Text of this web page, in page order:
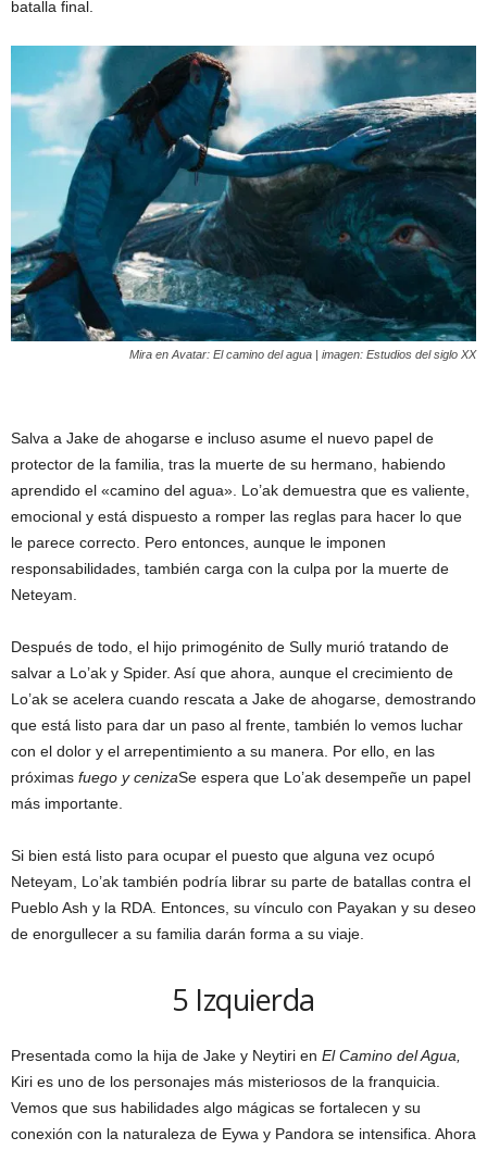
batalla final.
Mira en Avatar: El camino del agua | imagen: Estudios del siglo XX
Salva a Jake de ahogarse e incluso asume el nuevo papel de
protector de la familia, tras la muerte de su hermano, habiendo
aprendido el «camino del agua». Lo’ak demuestra que es valiente,
emocional y está dispuesto a romper las reglas para hacer lo que
le parece correcto. Pero entonces, aunque le imponen
responsabilidades, también carga con la culpa por la muerte de
Neteyam.
Después de todo, el hijo primogénito de Sully murió tratando de
salvar a Lo’ak y Spider. Así que ahora, aunque el crecimiento de
Lo’ak se acelera cuando rescata a Jake de ahogarse, demostrando
que está listo para dar un paso al frente, también lo vemos luchar
con el dolor y el arrepentimiento a su manera. Por ello, en las
próximas fuego y cenizaSe espera que Lo’ak desempeñe un papel
más importante.
Si bien está listo para ocupar el puesto que alguna vez ocupó
Neteyam, Lo’ak también podría librar su parte de batallas contra el
Pueblo Ash y la RDA. Entonces, su vínculo con Payakan y su deseo
de enorgullecer a su familia darán forma a su viaje.
5 Izquierda
Presentada como la hija de Jake y Neytiri en El Camino del Agua,
Kiri es uno de los personajes más misteriosos de la franquicia.
Vemos que sus habilidades algo mágicas se fortalecen y su
conexión con la naturaleza de Eywa y Pandora se intensifica. Ahora